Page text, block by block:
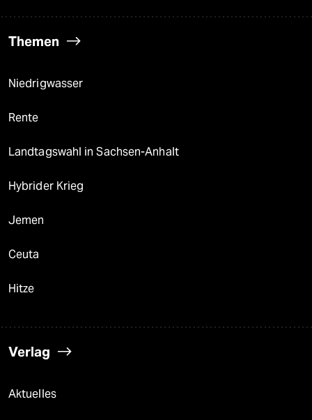
Themen
Niedrigwasser
Rente
Landtagswahl in Sachsen-Anhalt
Hybrider Krieg
Jemen
Ceuta
Hitze
Verlag
Aktuelles